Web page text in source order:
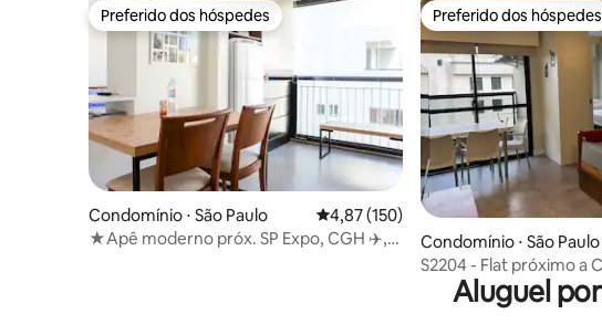
Preferido dos hóspedes
Preferido dos hóspedes
Condomínio ⋅ São Paulo 4,87 de uma avaliação média de 5,
4,87 (150)
★Apê moderno próx. SP Expo, CGH ✈️,
Preferido dos hóspedes
Preferido dos hóspedes
Condomínio ⋅ São Paulo
S2204 - Flat próximo a
acomoda família
Aluguel